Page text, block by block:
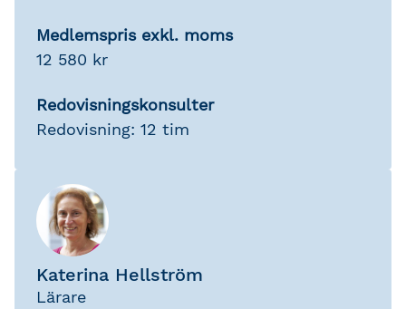
Medlemspris exkl. moms
12 580 kr
Redovisningskonsulter
Redovisning: 12 tim
Katerina Hellström
Lärare